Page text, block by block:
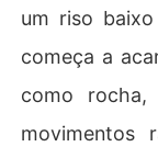
um riso
começa a
como
movimentos